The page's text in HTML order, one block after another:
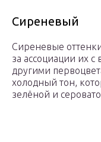
Сиреневый
Сиреневые
за ассоциации их
другими
холодный тон,
зелёной и